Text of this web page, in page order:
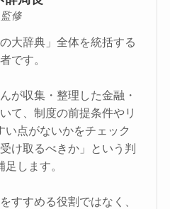
監修
大辞典」全体を統括する
です。
が収集・整理した金融・
て、制度の前提条件やリ
い点がないかをチェック
け取るべきか」という判
足します。
すすめる役割ではなく、